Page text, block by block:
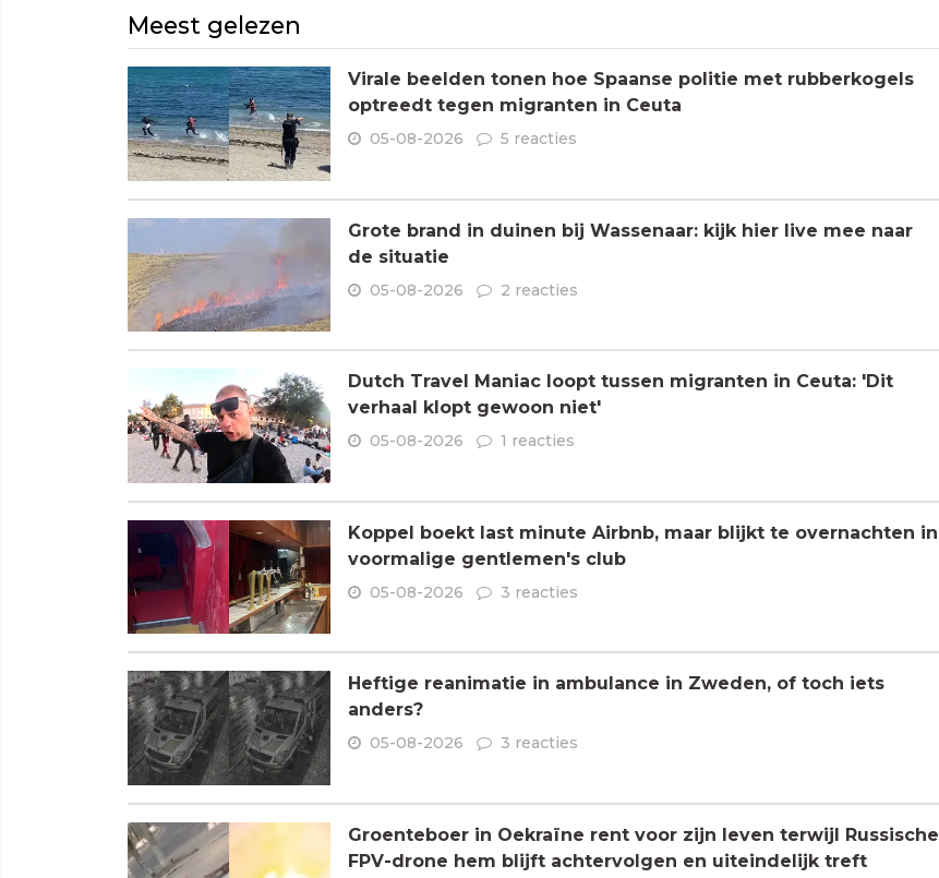
Meest gelezen
Virale beelden tonen hoe Spaanse politie met rubberkogels
optreedt tegen migranten in Ceuta
05-08-2026 5 reacties
Grote brand in duinen bij Wassenaar: kijk hier live mee naar
de situatie
05-08-2026 2 reacties
Dutch Travel Maniac loopt tussen migranten in Ceuta: 'Dit
verhaal klopt gewoon niet'
05-08-2026 1 reacties
Koppel boekt last minute Airbnb, maar blijkt te overnachten in
voormalige gentlemen's club
05-08-2026 3 reacties
Heftige reanimatie in ambulance in Zweden, of toch iets
anders?
05-08-2026 3 reacties
Groenteboer in Oekraïne rent voor zijn leven terwijl Russische
FPV-drone hem blijft achtervolgen en uiteindelijk treft